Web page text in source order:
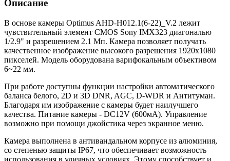
Описание
В основе камеры Optimus AHD-H012.1(6-22)_V.2 лежит
чувствительный элемент CMOS Sony IMX323 диагональю
1/2.9" и разрешением 2.1 Мп. Камера позволяет получать
качественное изображение высокого разрешения 1920х1080
пикселей. Модель оборудована варифокальным объективом
6~22 мм.
При работе доступны функции настройки автоматического
баланса белого, 2D и 3D DNR, AGC, D-WDR и Антитуман.
Благодаря им изображение с камеры будет наилучшего
качества. Питание камеры - DC12V (600мА). Управление
возможно при помощи джойстика через экранное меню.
Камера выполнена в антивандальном корпусе из алюминия,
со степенью защиты IP67, что обеспечивает возможность
использования в уличных условиях. Этому способствует и